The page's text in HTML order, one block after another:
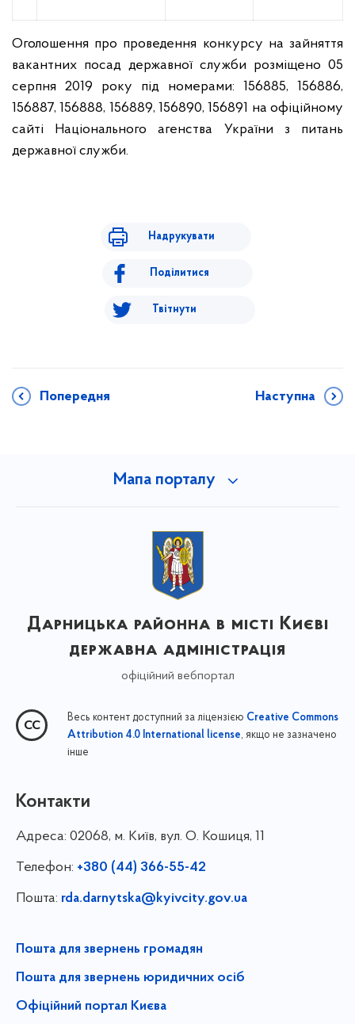
Оголошення про проведення конкурсу на зайняття
вакантних посад державної служби розміщено 05
серпня 2019 року під номерами: 156885, 156886,
156887, 156888, 156889, 156890, 156891 на офіційному
сайті Національного агенства України з питань
державної служби.
Надрукувати
Поділитися
Твітнути
Попередня Наступна
Мапа порталу
Дарницька районна в місті Києві
державна адміністрація
офіційний вебпортал
Весь контент доступний за ліцензією Creative Commons
Attribution 4.0 International license, якщо не зазначено
інше
Контакти
Адреса: 02068, м. Київ, вул. О. Кошиця, 11
Телефон: +380 (44) 366-55-42
Пошта: rda.darnytska@kyivcity.gov.ua
Пошта для звернень громадян
Пошта для звернень юридичних осіб
Офіційний портал Києва